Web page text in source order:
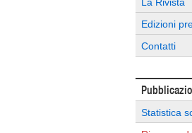
Edizioni
Contatti
Statistica